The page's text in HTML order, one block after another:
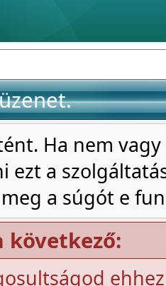
Ha nem
ezt a
a súgót e
következő: